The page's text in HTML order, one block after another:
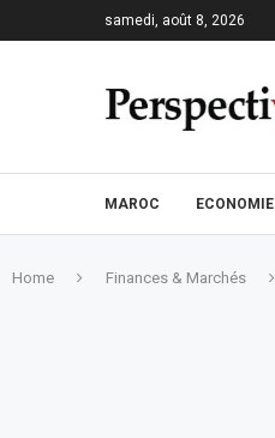
samedi, août 8, 2026
MAROC ECONOMIE
Home Finances & Marchés